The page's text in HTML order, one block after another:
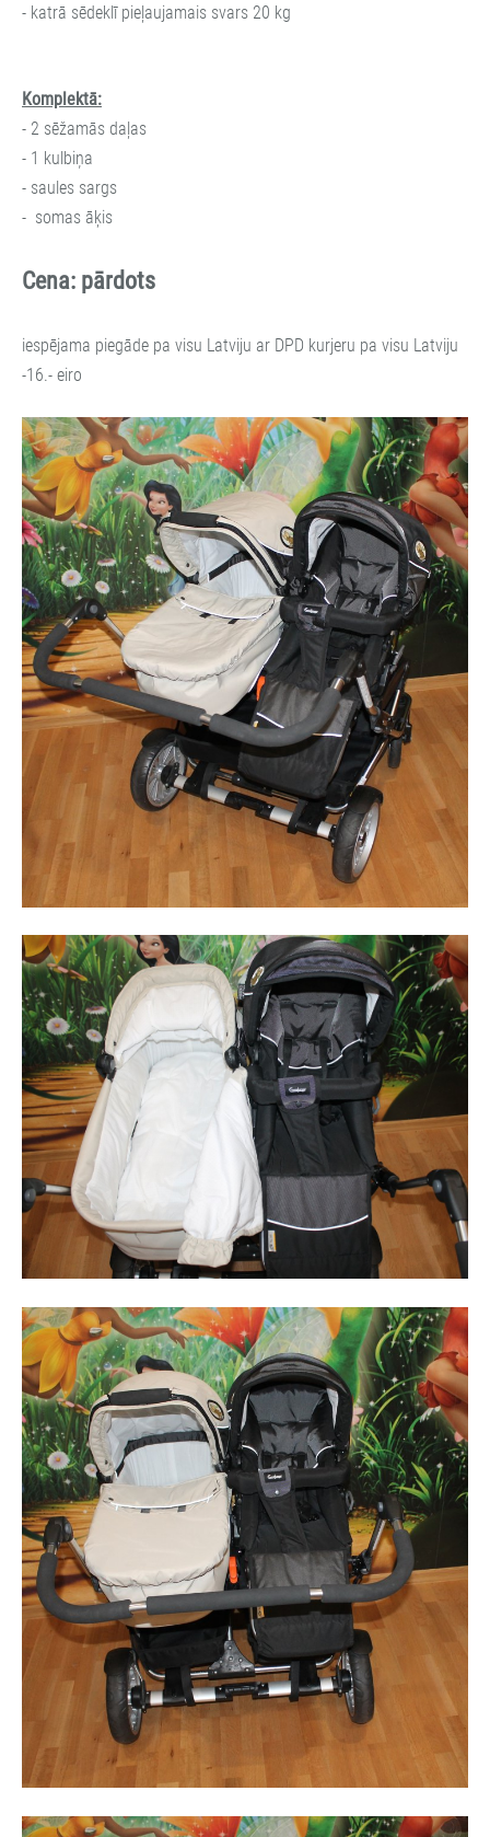
- katrā sēdeklī pieļaujamais svars 20 kg
Komplektā:
- 2 sēžamās daļas
- 1 kulbiņa
- saules sargs
- somas āķis
Cena: pārdots
iespējama piegāde pa visu Latviju ar DPD kurjeru pa visu Latviju
-16.- eiro